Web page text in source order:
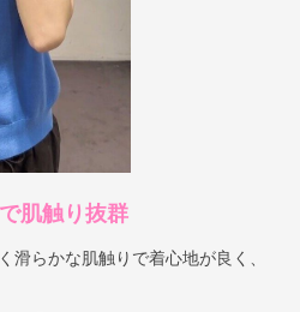
肌触り抜群
らかな肌触りで着心地が良く、